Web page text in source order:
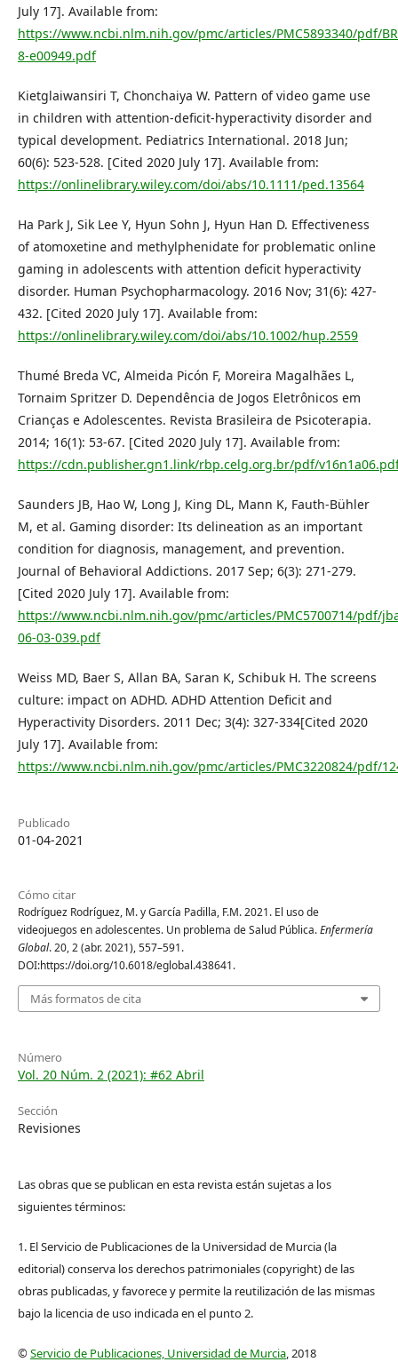
July 17]. Available from:
https://www.ncbi.nlm.nih.gov/pmc/articles/PMC5893340/pdf/
8-e00949.pdf
Kietglaiwansiri T, Chonchaiya W. Pattern of video game use
in children with attention-deficit-hyperactivity disorder and
typical development. Pediatrics International. 2018 Jun;
60(6): 523-528. [Cited 2020 July 17]. Available from:
https://onlinelibrary.wiley.com/doi/abs/10.1111/ped.13564
Ha Park J, Sik Lee Y, Hyun Sohn J, Hyun Han D. Effectiveness
of atomoxetine and methylphenidate for problematic online
gaming in adolescents with attention deficit hyperactivity
disorder. Human Psychopharmacology. 2016 Nov; 31(6): 427-
432. [Cited 2020 July 17]. Available from:
https://onlinelibrary.wiley.com/doi/abs/10.1002/hup.2559
Thumé Breda VC, Almeida Picón F, Moreira Magalhães L,
Tornaim Spritzer D. Dependência de Jogos Eletrônicos em
Crianças e Adolescentes. Revista Brasileira de Psicoterapia.
2014; 16(1): 53-67. [Cited 2020 July 17]. Available from:
https://cdn.publisher.gn1.link/rbp.celg.org.br/pdf/
Saunders JB, Hao W, Long J, King DL, Mann K, Fauth-Bühler
M, et al. Gaming disorder: Its delineation as an important
condition for diagnosis, management, and prevention.
Journal of Behavioral Addictions. 2017 Sep; 6(3): 271-279.
[Cited 2020 July 17]. Available from:
https://www.ncbi.nlm.nih.gov/pmc/articles/PMC5700714/pdf/
06-03-039.pdf
Weiss MD, Baer S, Allan BA, Saran K, Schibuk H. The screens
culture: impact on ADHD. ADHD Attention Deficit and
Hyperactivity Disorders. 2011 Dec; 3(4): 327-334[Cited 2020
July 17]. Available from:
https://www.ncbi.nlm.nih.gov/pmc/articles/PMC3220824/pdf/
Publicado
01-04-2021
Cómo citar
Rodríguez Rodríguez, M. y García Padilla, F.M. 2021. El uso de
videojuegos en adolescentes. Un problema de Salud Pública.Enfermería
Global. 20, 2 (abr. 2021), 557–591.
DOI:https://doi.org/10.6018/eglobal.438641.
Más formatos de cita
Número
Vol. 20 Núm. 2 (2021): #62 Abril
Sección
Revisiones
Las obras que se publican en esta revista están sujetas a los
siguientes términos:
1. El Servicio de Publicaciones de la Universidad de Murcia (la
editorial) conserva los derechos patrimoniales (copyright) de las
obras publicadas, y favorece y permite la reutilización de las mismas
bajo la licencia de uso indicada en el punto 2.
©Servicio de Publicaciones, Universidad de Murcia , 2018